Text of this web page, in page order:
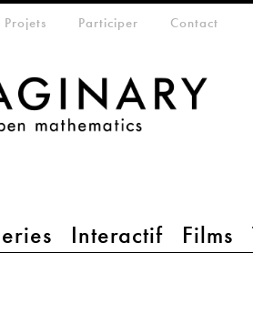
Interactif Films
Projets Participer Contact